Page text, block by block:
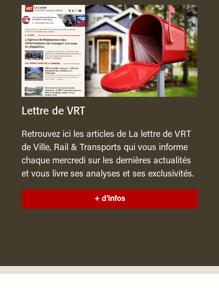
Lettre de VRT
Retrouvez ici les articles de La lettre de VRT
de Ville, Rail & Transports qui vous informe
chaque mercredi sur les dernières actualités
et vous livre ses analyses et ses exclusivités.
+ d'infos